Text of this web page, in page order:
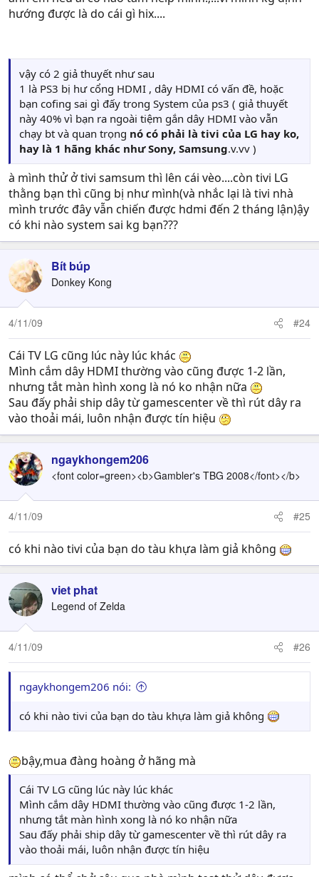
hướng được là do cái gì hix....
vậy có 2 giả thuyết như sau
1 là PS3 bị hư cổng HDMI , dây HDMI có vấn đề, hoặc
bạn cofing sai gì đấy trong System của ps3 ( giả thuyết
này 40% vì bạn ra ngoài tiệm gắn dây HDMI vào vẫn
chạy bt và quan trọng nó có phải là tivi của LG hay ko,
hay là 1 hãng khác như Sony, Samsung.v.vv )
à mình thử ở tivi samsum thì lên cái vèo....còn tivi LG
thằng bạn thì cũng bị như mình(và nhắc lại là tivi nhà
mình trước đây vẫn chiến được hdmi đến 2 tháng lận)ậy
có khi nào system sai kg bạn???
Bít búp
Donkey Kong
4/11/09 #24
Cái TV LG cũng lúc này lúc khác
Mình cắm dây HDMI thường vào cũng được 1-2 lần,
nhưng tắt màn hình xong là nó ko nhận nữa
Sau đấy phải ship dây từ gamescenter về thì rút dây ra
vào thoải mái, luôn nhận được tín hiệu
ngaykhongem206
<font color=green><b>Gambler's TBG 2008</font></b>
4/11/09 #25
có khi nào tivi của bạn do tàu khựa làm giả không
viet phat
Legend of Zelda
4/11/09 #26
ngaykhongem206 nói:
có khi nào tivi của bạn do tàu khựa làm giả không
bậy,mua đàng hoàng ở hãng mà
Cái TV LG cũng lúc này lúc khác
Mình cắm dây HDMI thường vào cũng được 1-2 lần,
nhưng tắt màn hình xong là nó ko nhận nữa
Sau đấy phải ship dây từ gamescenter về thì rút dây ra
vào thoải mái, luôn nhận được tín hiệu